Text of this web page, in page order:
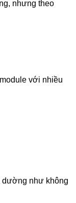
nhưng theo
với nhiều
dường như không